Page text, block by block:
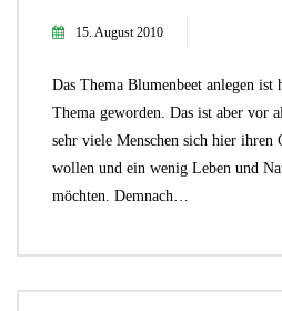
15. August 2010
Das Thema Blumenbeet anlegen ist
Thema geworden. Das ist aber vor
sehr viele Menschen sich hier ihren
wollen und ein wenig Leben und
möchten. Demnach…